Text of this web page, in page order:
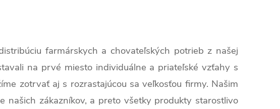
farmárskych a chovateľských potrieb z našej
na prvé miesto individuálne a priateľské vzťahy s
zotrvať aj s rozrastajúcou sa veľkosťou firmy. Našim
našich zákazníkov, a preto všetky produkty starostlivo